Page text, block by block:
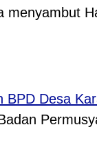
menyambut
BPD Desa